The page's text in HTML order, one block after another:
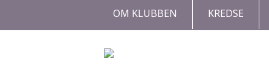
OM KLUBBEN KREDSE